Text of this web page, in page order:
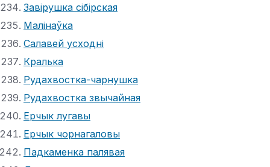
Завірушка сібірская
Малінаўка
Салавей усходні
Кралька
Рудахвостка-чарнушка
Рудахвостка звычайная
Ерчык лугавы
Ерчык чорнагаловы
Падкаменка палявая